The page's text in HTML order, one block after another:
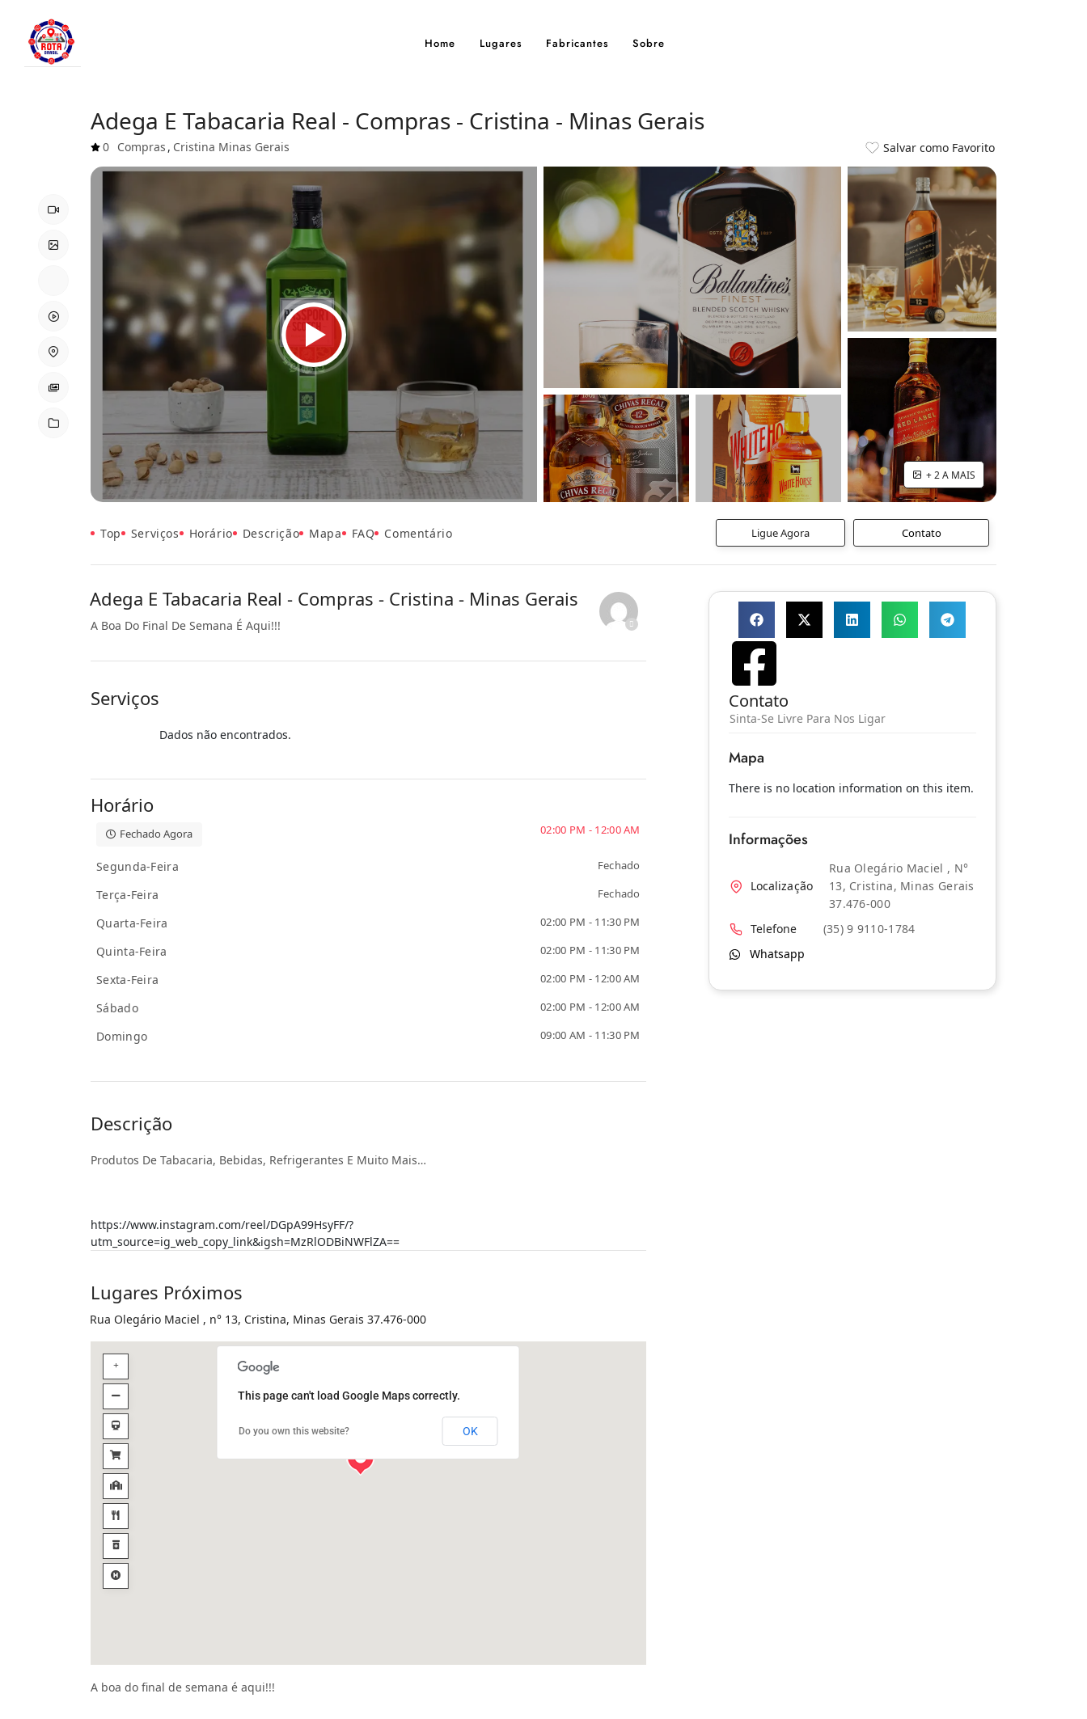
Home Lugares Fabricantes Sobre
Adega E Tabacaria Real - Compras - Cristina - Minas Gerais
0 Compras , Cristina Minas Gerais Salvar como Favorito
+ 2 A MAIS
Top Serviços Horário Descrição Mapa FAQ Comentário Ligue Agora Contato
Adega E Tabacaria Real - Compras - Cristina - Minas Gerais
A Boa Do Final De Semana É Aqui!!!
Serviços
Dados não encontrados.
Horário
Fechado Agora 02:00 PM - 12:00 AM
Segunda-Feira Fechado
Terça-Feira Fechado
Quarta-Feira 02:00 PM - 11:30 PM
Quinta-Feira 02:00 PM - 11:30 PM
Sexta-Feira 02:00 PM - 12:00 AM
Sábado 02:00 PM - 12:00 AM
Domingo 09:00 AM - 11:30 PM
Descrição
Produtos De Tabacaria, Bebidas, Refrigerantes E Muito Mais…
https://www.instagram.com/reel/DGpA99HsyFF/?
utm_source=ig_web_copy_link&igsh=MzRlODBiNWFlZA==
Lugares Próximos
Rua Olegário Maciel , n° 13, Cristina, Minas Gerais 37.476-000
This page can't load Google Maps correctly.
Do you own this website? OK
A boa do final de semana é aqui!!!
Contato
Sinta-Se Livre Para Nos Ligar
Mapa
There is no location information on this item.
Informações
Localização
Rua Olegário Maciel , N°
13, Cristina, Minas Gerais
37.476-000
Telefone
(35) 9 9110-1784
Whatsapp